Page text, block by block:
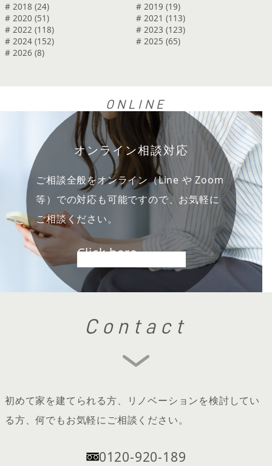
# 2018 (24)
# 2019 (19)
# 2020 (51)
# 2021 (113)
# 2022 (118)
# 2023 (123)
# 2024 (152)
# 2025 (65)
# 2026 (8)
ONLINE
オンライン相談対応
ご相談全般をオンライン（Line や Zoom
等）での対応も可能ですので、お気軽に
ご相談ください。
Click here
Contact
初めて家を建てられる方、リノベーションを検討してい
る方、何でもお気軽にご相談ください。
0120-920-189